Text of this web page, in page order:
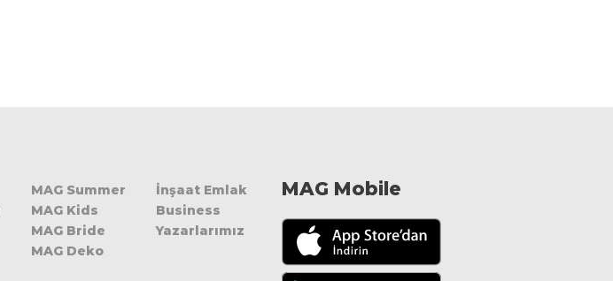
MAG Summer
MAG Kids
MAG Bride
MAG Deko
İnşaat Emlak
Business
Yazarlarımız
MAG Mobile